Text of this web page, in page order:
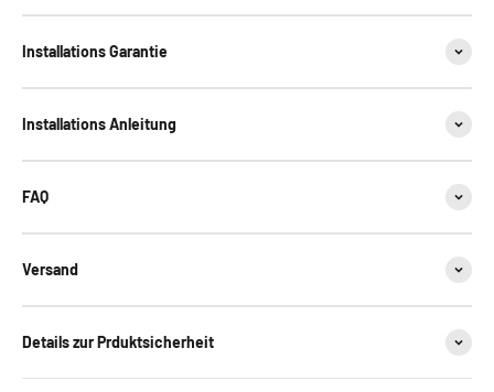
Installations Garantie
Installations Anleitung
FAQ
Versand
Details zur Prduktsicherheit